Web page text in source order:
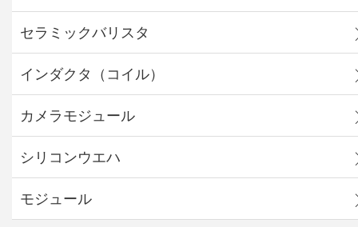
セラミックバリスタ
インダクタ（コイル）
カメラモジュール
シリコンウエハ
モジュール